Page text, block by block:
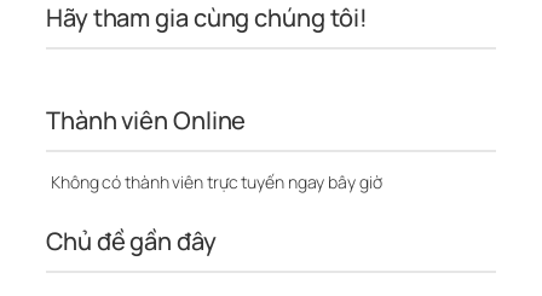
Hãy tham gia cùng chúng tôi!
Thành viên Online
Không có thành viên trực tuyến ngay bây giờ
Chủ đề gần đây